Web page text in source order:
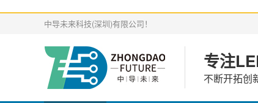
中导未来科技(深圳)有限公司！
专注
不断开拓创